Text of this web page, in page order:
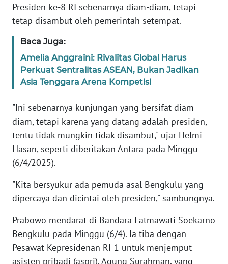
Presiden ke-8 RI sebenarnya diam-diam, tetapi
tetap disambut oleh pemerintah setempat.
Baca Juga:
Amelia Anggraini: Rivalitas Global Harus
Perkuat Sentralitas ASEAN, Bukan Jadikan
Asia Tenggara Arena Kompetisi
"Ini sebenarnya kunjungan yang bersifat diam-
diam, tetapi karena yang datang adalah presiden,
tentu tidak mungkin tidak disambut," ujar Helmi
Hasan, seperti diberitakan Antara pada Minggu
(6/4/2025).
"Kita bersyukur ada pemuda asal Bengkulu yang
dipercaya dan dicintai oleh presiden," sambungnya.
Prabowo mendarat di Bandara Fatmawati Soekarno
Bengkulu pada Minggu (6/4). Ia tiba dengan
Pesawat Kepresidenan RI-1 untuk menjemput
asisten pribadi (aspri), Agung Surahman, yang
IKLAN
TENTANG
KAMI
SIBER
REDAKSI
KARIR
DISCLAIMER
Wahana
News
Regional